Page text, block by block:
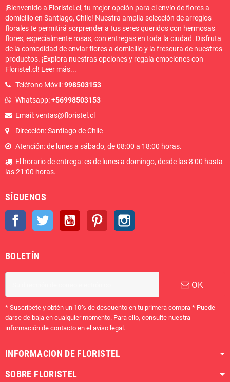
¡Bienvenido a Floristel.cl, tu mejor opción para el envío de flores a
domicilio en Santiago, Chile! Nuestra amplia selección de arreglos
florales te permitirá sorprender a tus seres queridos con hermosas
flores, especialmente rosas, con entregas en toda la ciudad. Disfruta
de la comodidad de enviar flores a domicilio y la frescura de nuestros
productos. ¡Explora nuestras opciones y regala emociones con
Floristel.cl! Leer más...
Teléfono Móvil:998503153
Whatsapp:+56998503153
Email: ventas@floristel.cl
Dirección: Santiago de Chile
Atención: de lunes a sábado, de 08:00 a 18:00 horas.
El horario de entrega: es de lunes a domingo, desde las 8:00 hasta
las 21:00 horas.
SÍGUENOS
Facebook Twitter YouTube Pinterest
BOLETÍN
OK
* Suscríbete y obtén un 10% de descuento en tu primera compra * Puede
darse de baja en cualquier momento. Para ello, consulte nuestra
información de contacto en el aviso legal.
INFORMACION DE FLORISTEL
SOBRE FLORISTEL